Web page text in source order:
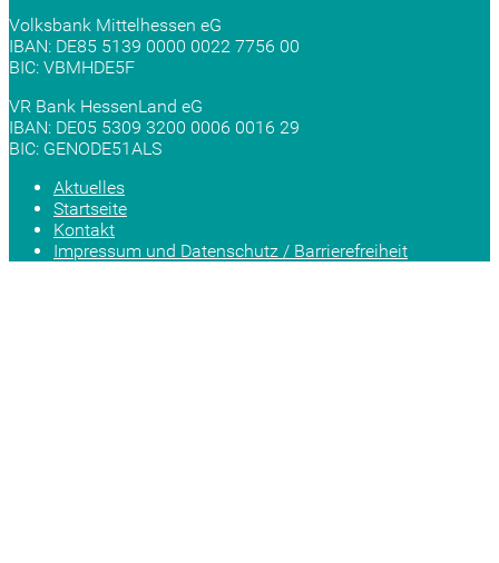
Volksbank Mittelhessen eG
IBAN: DE85 5139 0000 0022 7756 00
BIC: VBMHDE5F
VR Bank HessenLand eG
IBAN: DE05 5309 3200 0006 0016 29
BIC: GENODE51ALS
Aktuelles
Startseite
Kontakt
Impressum und Datenschutz / Barrierefreiheit